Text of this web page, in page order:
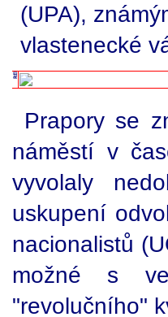
(UPA),
vlastenecké
Prapory se
náměstí v
vyvolaly
uskupení
nacionalistů
možné s
"revolučního"